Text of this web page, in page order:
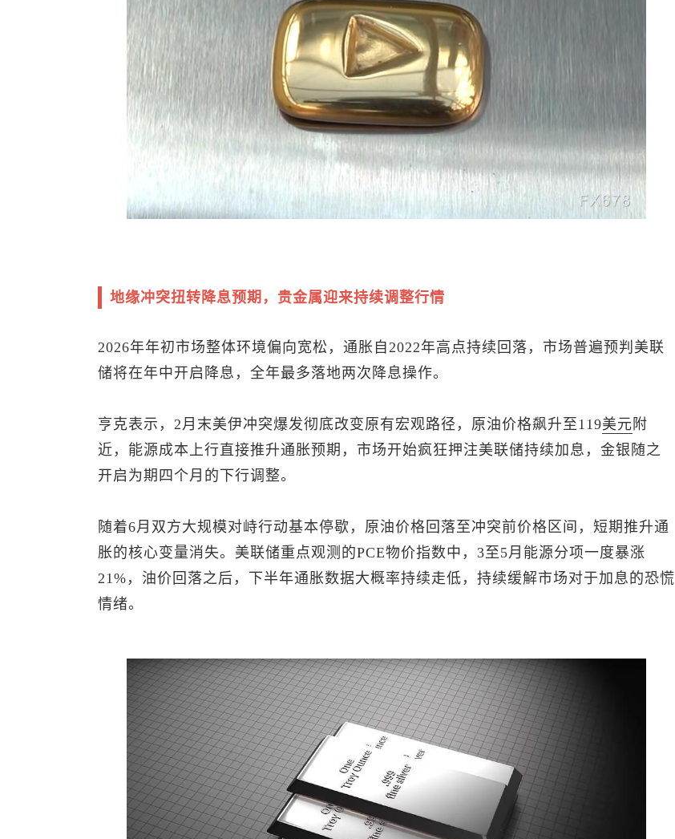
地缘冲突扭转降息预期，贵金属迎来持续调整行情
2026年年初市场整体环境偏向宽松，通胀自2022年高点持续回落，市场普遍预判美联
储将在年中开启降息，全年最多落地两次降息操作。
亨克表示，2月末美伊冲突爆发彻底改变原有宏观路径，原油价格飙升至119美元 附
近，能源成本上行直接推升通胀预期，市场开始疯狂押注美联储持续加息，金银随之
开启为期四个月的下行调整。
随着6月双方大规模对峙行动基本停歇，原油价格回落至冲突前价格区间，短期推升通
胀的核心变量消失。美联储重点观测的PCE物价指数中，3至5月能源分项一度暴涨
21%，油价回落之后，下半年通胀数据大概率持续走低，持续缓解市场对于加息的恐慌
情绪。